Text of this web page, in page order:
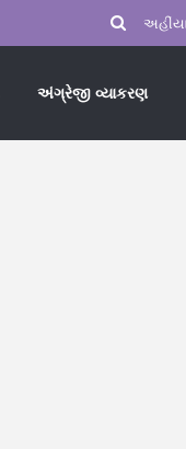
અંગ્રેજી વ્યાકરણ